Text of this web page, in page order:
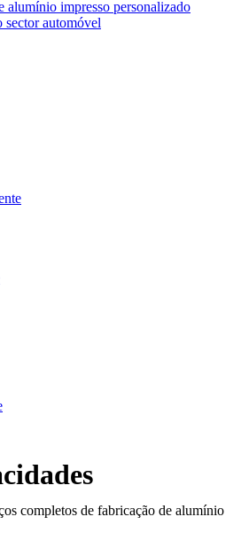
alumínio impresso personalizado
automóvel
completos de fabricação de alumínio